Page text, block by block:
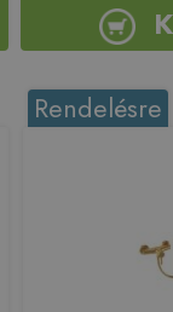
Rendelésre